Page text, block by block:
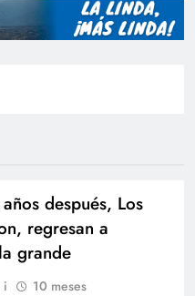
después, Los
regresan a
grande
i
10 meses